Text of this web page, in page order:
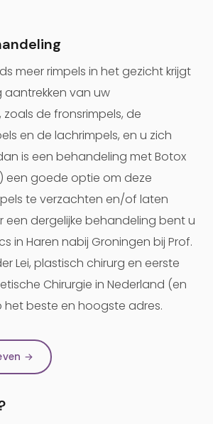
meer rimpels in het gezicht krijgt
van uw
de fronsrimpels, de
en de lachrimpels, en u zich
is een behandeling met Botox
een goede optie om deze
te verzachten en/of laten
een dergelijke behandeling bent u
in Haren nabij Groningen bij Prof.
Lei, plastisch chirurg en eerste
Chirurgie in Nederland (en
het beste en hoogste adres.
→